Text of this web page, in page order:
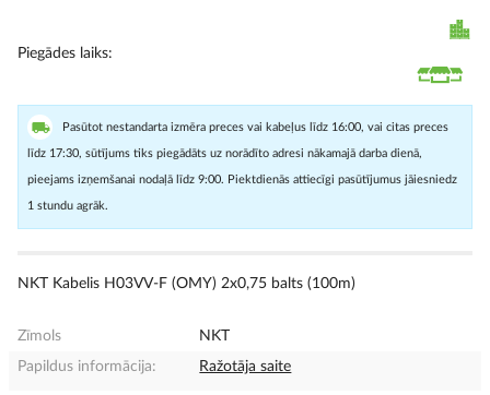
Piegādes laiks
Pasūtot nestandarta izmēra preces vai kabeļus līdz 16:00, vai citas preces
līdz 17:30, sūtījums tiks piegādāts uz norādīto adresi nākamajā darba dienā,
pieejams izņemšanai nodaļā līdz 9:00. Piektdienās attiecīgi pasūtījumus jāiesniedz
1 stundu agrāk.
NKT Kabelis H03VV-F (OMY) 2x0,75 balts (100m)
Zīmols
NKT
Papildus informācija:
Ražotāja saite